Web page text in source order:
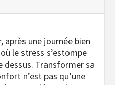
après une journée bien
le stress s’estompe
dessus. Transformer sa
n’est pas qu’une